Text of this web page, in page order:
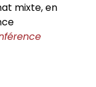
mixte, en